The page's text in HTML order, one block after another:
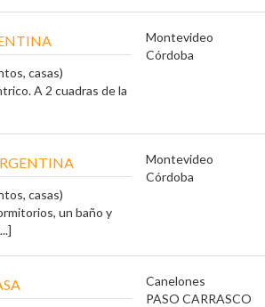
casas)
A 2 cuadras de la
Montevideo
Córdoba
casas)
un baño y
Montevideo
Córdoba
Canelones
PASO CARRASCO